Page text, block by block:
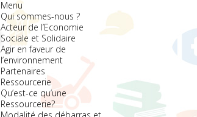
Menu
Qui sommes-nous ?
Acteur de l’Economie
Sociale et Solidaire
Agir en faveur de
l’environnement
Partenaires
Ressourcerie
Qu’est-ce qu’une
Ressourcerie?